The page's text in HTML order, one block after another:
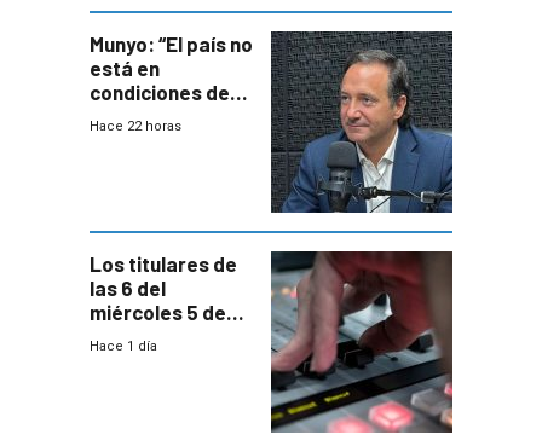
Munyo: “El país no
está en
condiciones de
enfrentar una
Hace 22 horas
Los titulares de
las 6 del
miércoles 5 de
agosto de 2026
Hace 1 día